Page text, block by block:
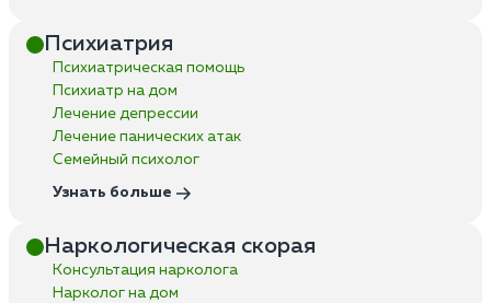
Психиатрия
Психиатрическая помощь
Психиатр на дом
Лечение депрессии
Лечение панических атак
Семейный психолог
Узнать больше
Наркологическая скорая
Консультация нарколога
Нарколог на дом